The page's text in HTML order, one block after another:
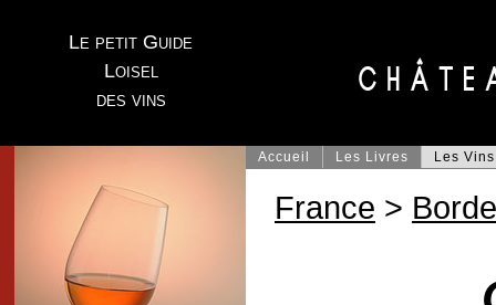
Le petit Guide
Loisel
des vins
Accueil Les Livres Les Vins
France >